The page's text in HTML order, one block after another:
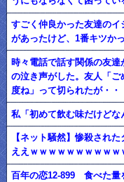
すごく仲良かった友達の
があったけど、1番キツか
時々電話で話す関係の友
の泣き声がした。友人「
度ね」って切られたが・・
私「初めて飲む味だけどな
【ネット騒然】惨殺され
ええｗｗｗｗｗｗｗｗｗｗ
百年の恋12-899 食べた量